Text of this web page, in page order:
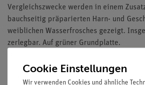
Vergleichszwecke werden in einem
bauchseitig präparierten Harn- und
weiblichen Wasserfrosches gezeigt.
zerlegbar. Auf grüner Grundplatte.
Cookie Einstellungen
Wir verwenden Cookies und ähnliche